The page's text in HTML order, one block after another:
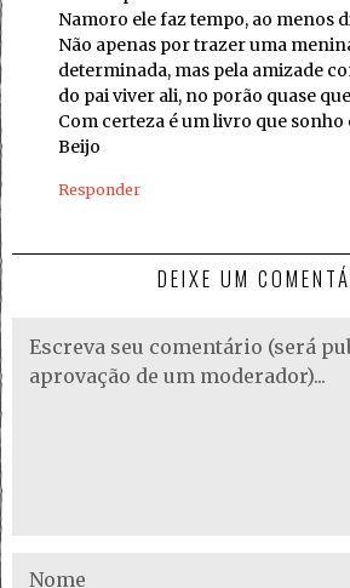
Namoro ele faz tempo, ao menos
Não apenas por trazer uma
determinada, mas pela amizade
do pai viver ali, no porão quase
Com certeza é um livro que sonho
Beijo
Responder
DEIXE UM